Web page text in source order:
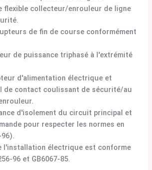
flexible collecteur/enrouleur de ligne
de fin de course conformément
de puissance triphasé à l'extrémité
d'alimentation électrique et
de contact coulissant de sécurité/au
d'isolement du circuit principal et
pour respecter les normes en
l'installation électrique est conforme
96 et GB6067-85.